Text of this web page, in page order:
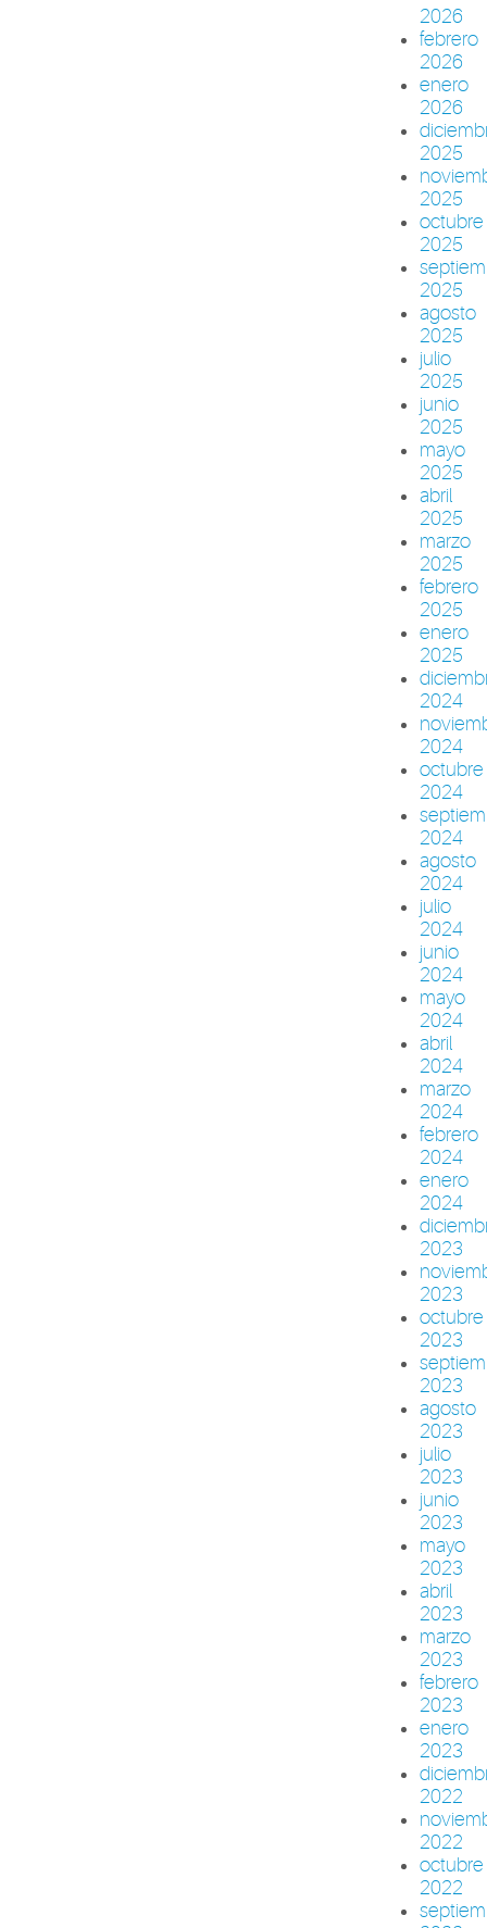
2026
febrero
2026
enero
2026
2025
2025
octubre
2025
2025
agosto
2025
julio
2025
junio
2025
mayo
2025
abril
2025
marzo
2025
febrero
2025
enero
2025
2024
2024
octubre
2024
2024
agosto
2024
julio
2024
junio
2024
mayo
2024
abril
2024
marzo
2024
febrero
2024
enero
2024
2023
2023
octubre
2023
2023
agosto
2023
julio
2023
junio
2023
mayo
2023
abril
2023
marzo
2023
febrero
2023
enero
2023
2022
2022
octubre
2022